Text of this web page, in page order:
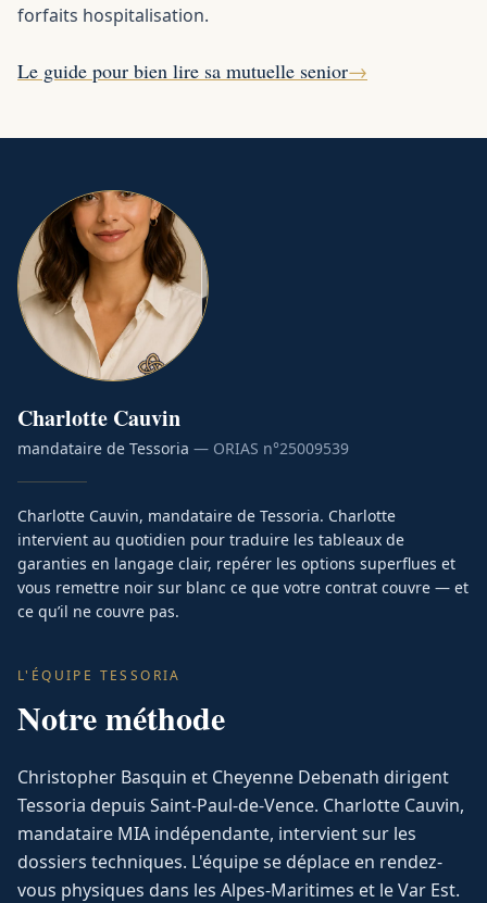
forfaits hospitalisation.
Le guide pour bien lire sa mutuelle senior→
Charlotte Cauvin
mandataire de Tessoria — ORIAS n°25009539
Charlotte Cauvin, mandataire de Tessoria. Charlotte
intervient au quotidien pour traduire les tableaux de
garanties en langage clair, repérer les options superflues et
vous remettre noir sur blanc ce que votre contrat couvre — et
ce qu’il ne couvre pas.
L'ÉQUIPE TESSORIA
Notre méthode
Christopher Basquin et Cheyenne Debenath dirigent
Tessoria depuis Saint-Paul-de-Vence. Charlotte Cauvin,
mandataire MIA indépendante, intervient sur les
dossiers techniques. L'équipe se déplace en rendez-
vous physiques dans les Alpes-Maritimes et le Var Est.